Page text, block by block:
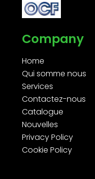
Company
Home
Qui somme nous
Services
Contactez-nous
Catalogue
Nouvelles
Privacy Policy
Cookie Policy